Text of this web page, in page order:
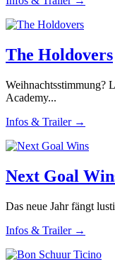
The Holdovers
Weihnachtsstimmung?
Academy...
Infos & Trailer →
Next Goal
Das neue Jahr fängt
Infos & Trailer →